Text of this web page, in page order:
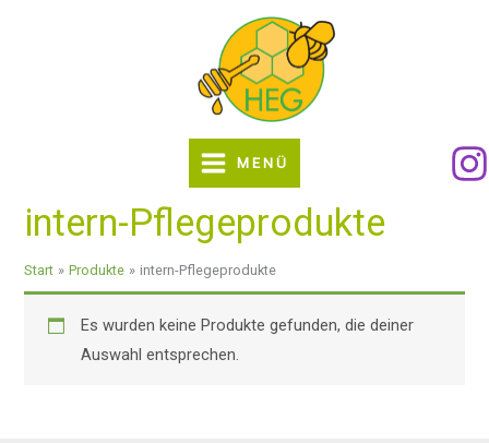
MENÜ
intern-Pflegeprodukte
Start Produkte intern-Pflegeprodukte
Es wurden keine Produkte gefunden, die deiner
Auswahl entsprechen.